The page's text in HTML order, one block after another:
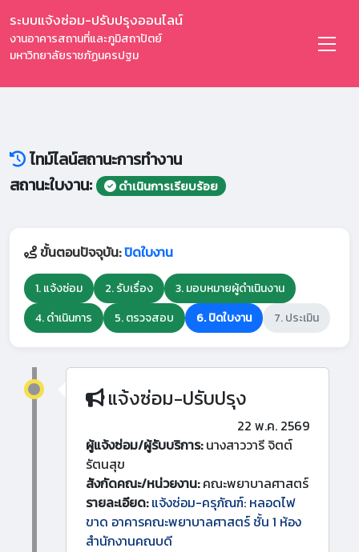
ระบบแจ้งซ่อม-ปรับปรุงออนไลน์
งานอาคารสถานที่และภูมิสถาปัตย์
มหาวิทยาลัยราชภัฏนครปฐม
ไทม์ไลน์สถานะการทำงาน
สถานะใบงาน:
ดำเนินการเรียบร้อย
ขั้นตอนปัจจุบัน:ปิดใบงาน
1. แจ้งซ่อม 2. รับเรื่อง
3. มอบหมายผู้ดำเนินงาน
4. ดำเนินการ
5. ตรวจสอบ 6. ปิดใบงาน 7. ประเมิน
แจ้งซ่อม-ปรับปรุง
22 พ.ค. 2569
ผู้แจ้งซ่อม/ผู้รับบริการ:นางสาววารี จิตต์
รัตนสุข
สังกัดคณะ/หน่วยงาน:คณะพยาบาลศาสตร์
รายละเอียด: แจ้งซ่อม-ครุภัณฑ์: หลอดไฟ
ขาด อาคารคณะพยาบาลศาสตร์ ชั้น 1 ห้อง
สำนักงานคณบดี